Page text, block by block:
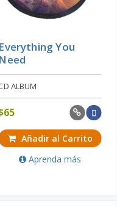
Everything You
Need
ALBUM
65
Añadir al Carrito
Aprenda más